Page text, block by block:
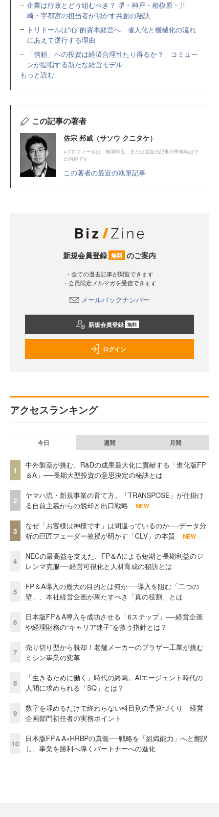
企業は行政とどう組むべき？ 堺・神戸・相模原・川
崎・宇都宮の担当者が明かす共創の秘訣
トリドールは“心”的資本経営へ 省人化と機械化の流れ
にあえて逆行する理由
「信頼」への投資は経済合理性たり得るか？ コミュー
ンが提唱する新たな経営モデル
もっと読む
この記事の著者
佐宗 邦威（サソウ クニタケ）
※プロフィールは、執筆時点、または直近の記事の寄稿時点で
の内容です
この著者の最近の執筆記事
新規会員登録 無料 のご案内
・全ての過去記事が閲覧できます
・会員限定メルマガを受信できます
メールバックナンバー
新規会員登録 無料
ログイン
アクセスランキング
今日 週間 月間
1
中外製薬が挑む、R&Dの成果最大化に貢献する「進化版FP
＆A」──長期大型投資の意思決定の秘訣とは
2
ヤマハ流・新規事業の育て方。「TRANSPOSE」が仕掛け
る自前主義からの脱却と出口戦略
NEW
3
なぜ「お客様は神様です」は間違っているのか──データ分
析の巨匠フェーダー教授が明かす「CLV」の本質
NEW
4
NECの最高益を支えた、FP＆Aによる短期と長期利益のジ
レンマ克服──経営可視化と人材育成の秘訣とは
5
FP＆A導入の最大の目的とは何か──導入を阻む「二つの
壁」、本社経営企画が果たすべき「真の役割」とは
6
日本版FP＆A導入を成功させる「6ステップ」──経営企画
や経理財務の“キャリア迷子”を救う指針とは？
7
売り切り型から脱却！老舗メーカーのブラザー工業が挑む
ミシン事業の変革
8
「生きるために働く」時代の終焉。AIエージェント時代の
人間に求められる「SQ」とは？
9
数字を埋めるだけで終わらない科目別の予算づくり 経営
企画部門初任者の実務ポイント
10
日本版FP＆A×HRBPの真髄──戦略を「組織能力」へと翻訳
し、事業を勝利へ導くパートナーへの進化